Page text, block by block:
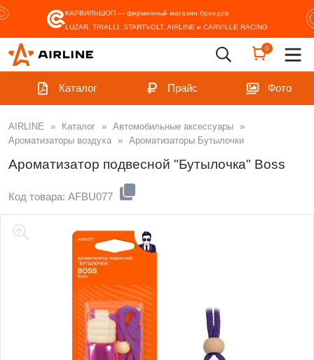
КАРВИЛЬШОП — фирменный магазин брендов
LUZAR, TRIALLI, STARTVOLT, AIRLINE и CARVILLE RACING
0
Каталог Прайс Фото
AIRLINE » Каталог » Автомобильные аксессуары »
Ароматизаторы воздуха » Ароматизаторы Бутылочки
Ароматизатор подвесной "Бутылочка" Boss
Код товара: AFBU077